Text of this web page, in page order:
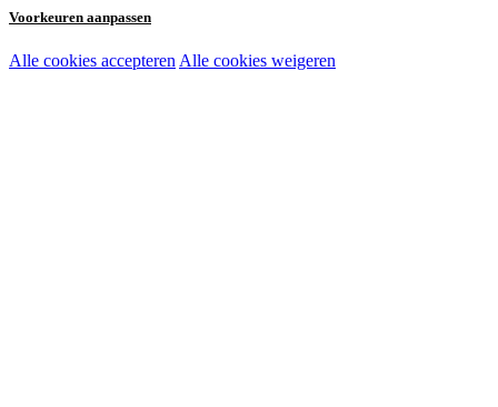
Voorkeuren aanpassen
Noodzakelijke cookies:
Alle cookies accepteren Alle cookies weigeren